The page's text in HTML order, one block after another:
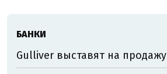
БАНКИ
Gulliver выставят на продажу